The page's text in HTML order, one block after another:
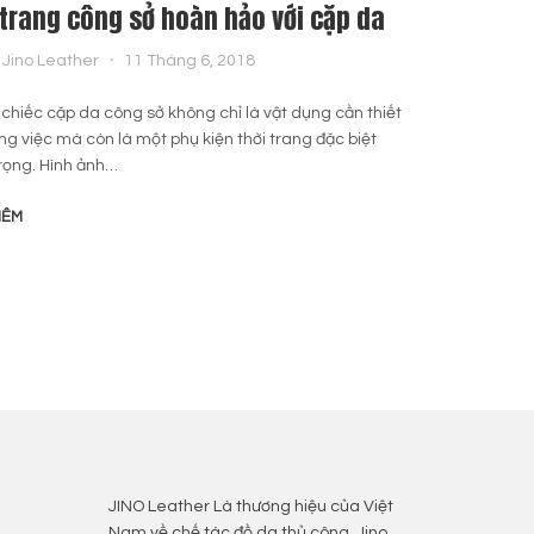
công sở hoàn hảo với cặp da
Jino Leather 11 Tháng 6, 2018
chiếc cặp da công sở không chỉ là vật dụng cần thiết
việc mà còn là một phụ kiện thời trang đặc biệt
Hình ảnh…
JINO Leather Là thương hiệu của Việt